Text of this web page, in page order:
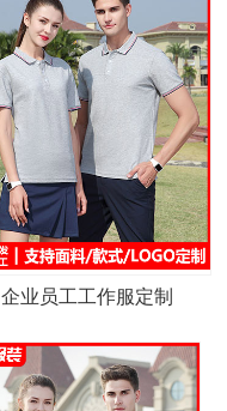
企业员工工作服定制